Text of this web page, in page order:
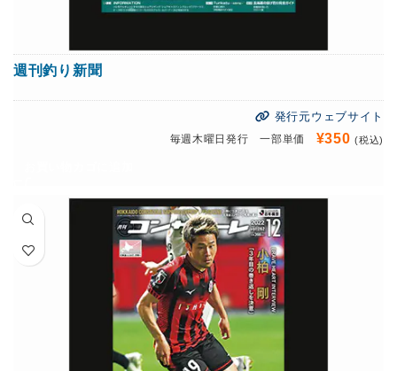
週刊釣り新聞
発行元ウェブサイト
毎週木曜日発行 一部単価 ¥350 (税込)